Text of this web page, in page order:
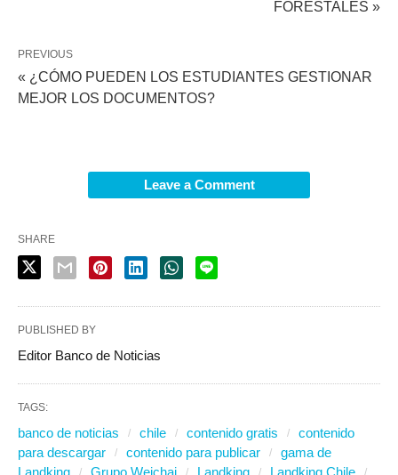
FORESTALES »
PREVIOUS
« ¿CÓMO PUEDEN LOS ESTUDIANTES GESTIONAR
MEJOR LOS DOCUMENTOS?
Leave a Comment
SHARE
PUBLISHED BY
Editor Banco de Noticias
TAGS:
banco de noticias chile contenido gratis
contenido
para descargar
contenido para publicar
gama de
Landking
Grupo Weichai Landking
Landking Chile